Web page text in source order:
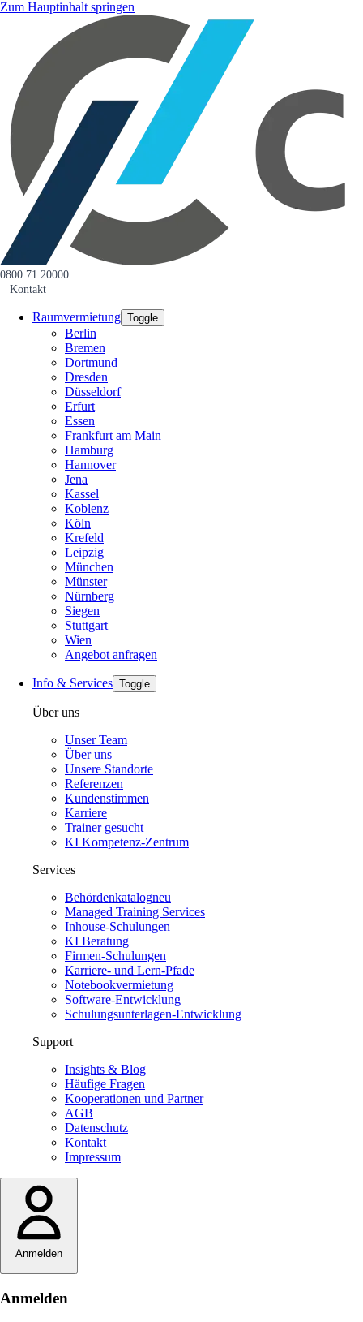
Zum Hauptinhalt springen
0800 71 20000
Kontakt
Raumvermietung Toggle
Berlin
Bremen
Dortmund
Dresden
Düsseldorf
Erfurt
Essen
Frankfurt am Main
Hamburg
Hannover
Jena
Kassel
Koblenz
Köln
Krefeld
Leipzig
München
Münster
Nürnberg
Siegen
Stuttgart
Wien
Angebot anfragen
Info & Services Toggle
Über uns
Unser Team
Über uns
Unsere Standorte
Referenzen
Kundenstimmen
Karriere
Trainer gesucht
KI Kompetenz-Zentrum
Services
Behördenkatalogneu
Managed Training Services
Inhouse-Schulungen
KI Beratung
Firmen-Schulungen
Karriere- und Lern-Pfade
Notebookvermietung
Software-Entwicklung
Schulungsunterlagen-Entwicklung
Support
Insights & Blog
Häufige Fragen
Kooperationen und Partner
AGB
Datenschutz
Kontakt
Impressum
Anmelden
Anmelden